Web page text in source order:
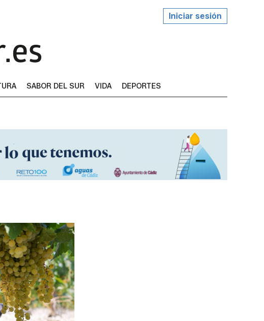
Iniciar sesión
SABOR DEL SUR VIDA DEPORTES